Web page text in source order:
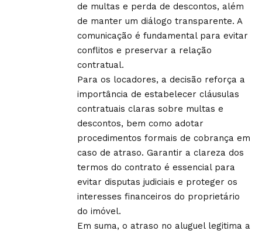
de multas e perda de descontos, além
de manter um diálogo transparente. A
comunicação é fundamental para evitar
conflitos e preservar a relação
contratual.
Para os locadores, a decisão reforça a
importância de estabelecer cláusulas
contratuais claras sobre multas e
descontos, bem como adotar
procedimentos formais de cobrança em
caso de atraso. Garantir a clareza dos
termos do contrato é essencial para
evitar disputas judiciais e proteger os
interesses financeiros do proprietário
do imóvel.
Em suma, o atraso no aluguel legitima a